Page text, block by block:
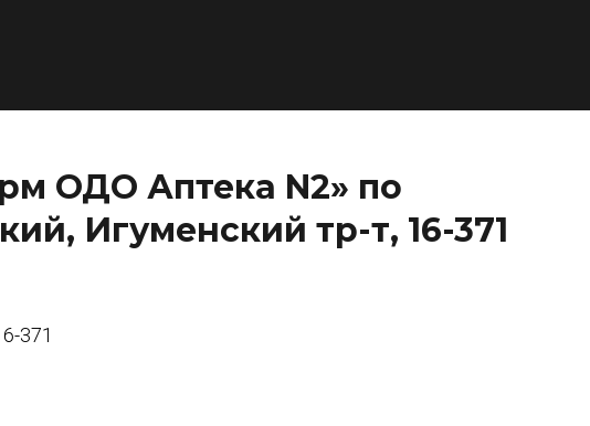
ОДО Аптека N2» по
Игуменский тр-т, 16-371
371